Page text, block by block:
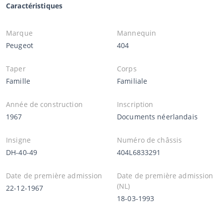
Caractéristiques
Marque
Peugeot
Mannequin
404
Taper
Famille
Corps
Familiale
Année de construction
1967
Inscription
Documents néerlandais
Insigne
DH-40-49
Numéro de châssis
404L6833291
Date de première admission
22-12-1967
Date de première admission
(NL)
18-03-1993